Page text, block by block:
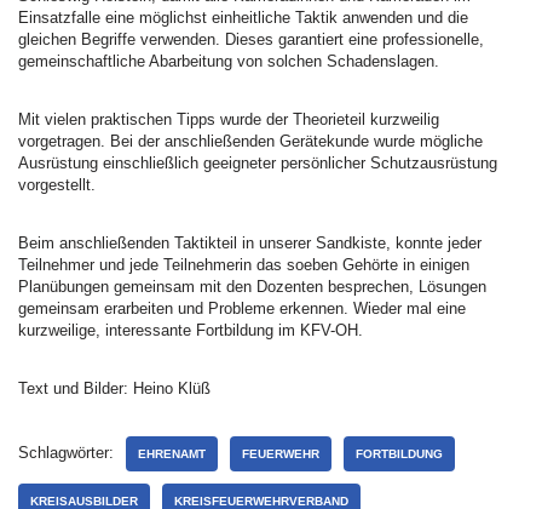
Einsatzfalle eine möglichst einheitliche Taktik anwenden und die
gleichen Begriffe verwenden. Dieses garantiert eine professionelle,
gemeinschaftliche Abarbeitung von solchen Schadenslagen.
Mit vielen praktischen Tipps wurde der Theorieteil kurzweilig
vorgetragen. Bei der anschließenden Gerätekunde wurde mögliche
Ausrüstung einschließlich geeigneter persönlicher Schutzausrüstung
vorgestellt.
Beim anschließenden Taktikteil in unserer Sandkiste, konnte jeder
Teilnehmer und jede Teilnehmerin das soeben Gehörte in einigen
Planübungen gemeinsam mit den Dozenten besprechen, Lösungen
gemeinsam erarbeiten und Probleme erkennen. Wieder mal eine
kurzweilige, interessante Fortbildung im KFV-OH.
Text und Bilder: Heino Klüß
Schlagwörter: EHRENAMT FEUERWEHR FORTBILDUNG
KREISAUSBILDER KREISFEUERWEHRVERBAND